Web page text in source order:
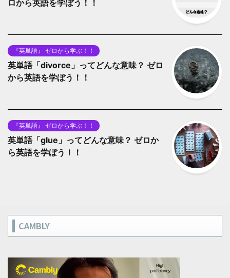
ロから英語を学ぼう！！
『英単語』 ゼロから学ぶ！！
英単語「divorce」ってどんな意味？ ゼロ
から英語を学ぼう！！
『英単語』 ゼロから学ぶ！！
英単語「glue」ってどんな意味？ ゼロか
ら英語を学ぼう！！
CAMBLY